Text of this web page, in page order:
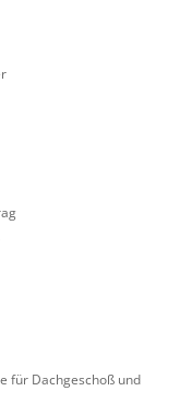
für Dachge­schoß und